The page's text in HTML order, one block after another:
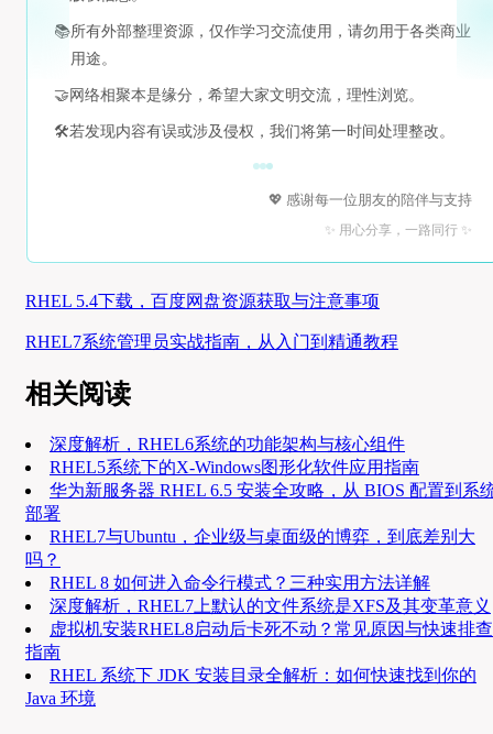
📚所有外部整理资源，仅作学习交流使用，请勿用于各类商业
用途。
🤝 网络相聚本是缘分，希望大家文明交流，理性浏览。
🛠️若发现内容有误或涉及侵权，我们将第一时间处理整改。
💖 感谢每一位朋友的陪伴与支持
✨ 用心分享，一路同行 ✨
RHEL 5.4下载，百度网盘资源获取与注意事项
RHEL7系统管理员实战指南，从入门到精通教程
相关阅读
深度解析，RHEL6系统的功能架构与核心组件
RHEL5系统下的X-Windows图形化软件应用指南
华为新服务器 RHEL 6.5 安装全攻略，从 BIOS 配置到系
部署
RHEL7与Ubuntu，企业级与桌面级的博弈，到底差别大
吗？
RHEL 8 如何进入命令行模式？三种实用方法详解
深度解析，RHEL7上默认的文件系统是XFS及其变革意义
虚拟机安装RHEL8启动后卡死不动？常见原因与快速排查
指南
RHEL 系统下 JDK 安装目录全解析：如何快速找到你的
Java 环境